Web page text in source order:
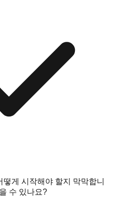
게 시작해야 할지 막막합니
수 있나요?